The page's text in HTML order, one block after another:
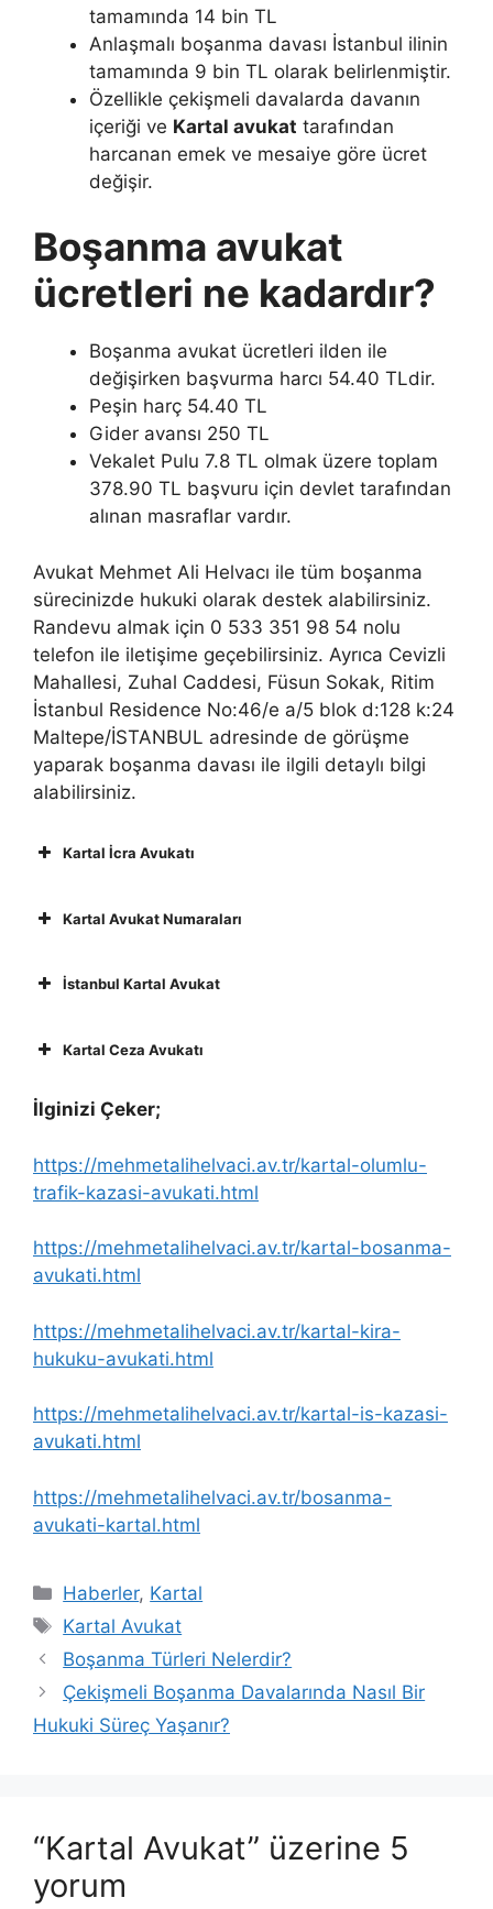
tamamında 14 bin TL
Anlaşmalı boşanma davası İstanbul ilinin
tamamında 9 bin TL olarak belirlenmiştir.
Özellikle çekişmeli davalarda davanın
içeriği ve Kartal avukat tarafından
harcanan emek ve mesaiye göre ücret
değişir.
Boşanma avukat
ücretleri ne kadardır?
Boşanma avukat ücretleri ilden ile
değişirken başvurma harcı 54.40 TLdir.
Peşin harç 54.40 TL
Gider avansı 250 TL
Vekalet Pulu 7.8 TL olmak üzere toplam
378.90 TL başvuru için devlet tarafından
alınan masraflar vardır.
Avukat Mehmet Ali Helvacı ile tüm boşanma
sürecinizde hukuki olarak destek alabilirsiniz.
Randevu almak için 0 533 351 98 54 nolu
telefon ile iletişime geçebilirsiniz. Ayrıca Cevizli
Mahallesi, Zuhal Caddesi, Füsun Sokak, Ritim
İstanbul Residence No:46/e a/5 blok d:128 k:24
Maltepe/İSTANBUL adresinde de görüşme
yaparak boşanma davası ile ilgili detaylı bilgi
alabilirsiniz.
Kartal İcra Avukatı
Kartal Avukat Numaraları
İstanbul Kartal Avukat
Kartal Ceza Avukatı
İlginizi Çeker;
https://mehmetalihelvaci.av.tr/kartal-olumlu-
trafik-kazasi-avukati.html
https://mehmetalihelvaci.av.tr/kartal-bosanma-
avukati.html
https://mehmetalihelvaci.av.tr/kartal-kira-
hukuku-avukati.html
https://mehmetalihelvaci.av.tr/kartal-is-kazasi-
avukati.html
https://mehmetalihelvaci.av.tr/bosanma-
avukati-kartal.html
Kategoriler
Haberler, Kartal
Etiketler
Kartal Avukat
Boşanma Türleri Nelerdir?
Çekişmeli Boşanma Davalarında Nasıl Bir
Hukuki Süreç Yaşanır?
“Kartal Avukat” üzerine 5
yorum